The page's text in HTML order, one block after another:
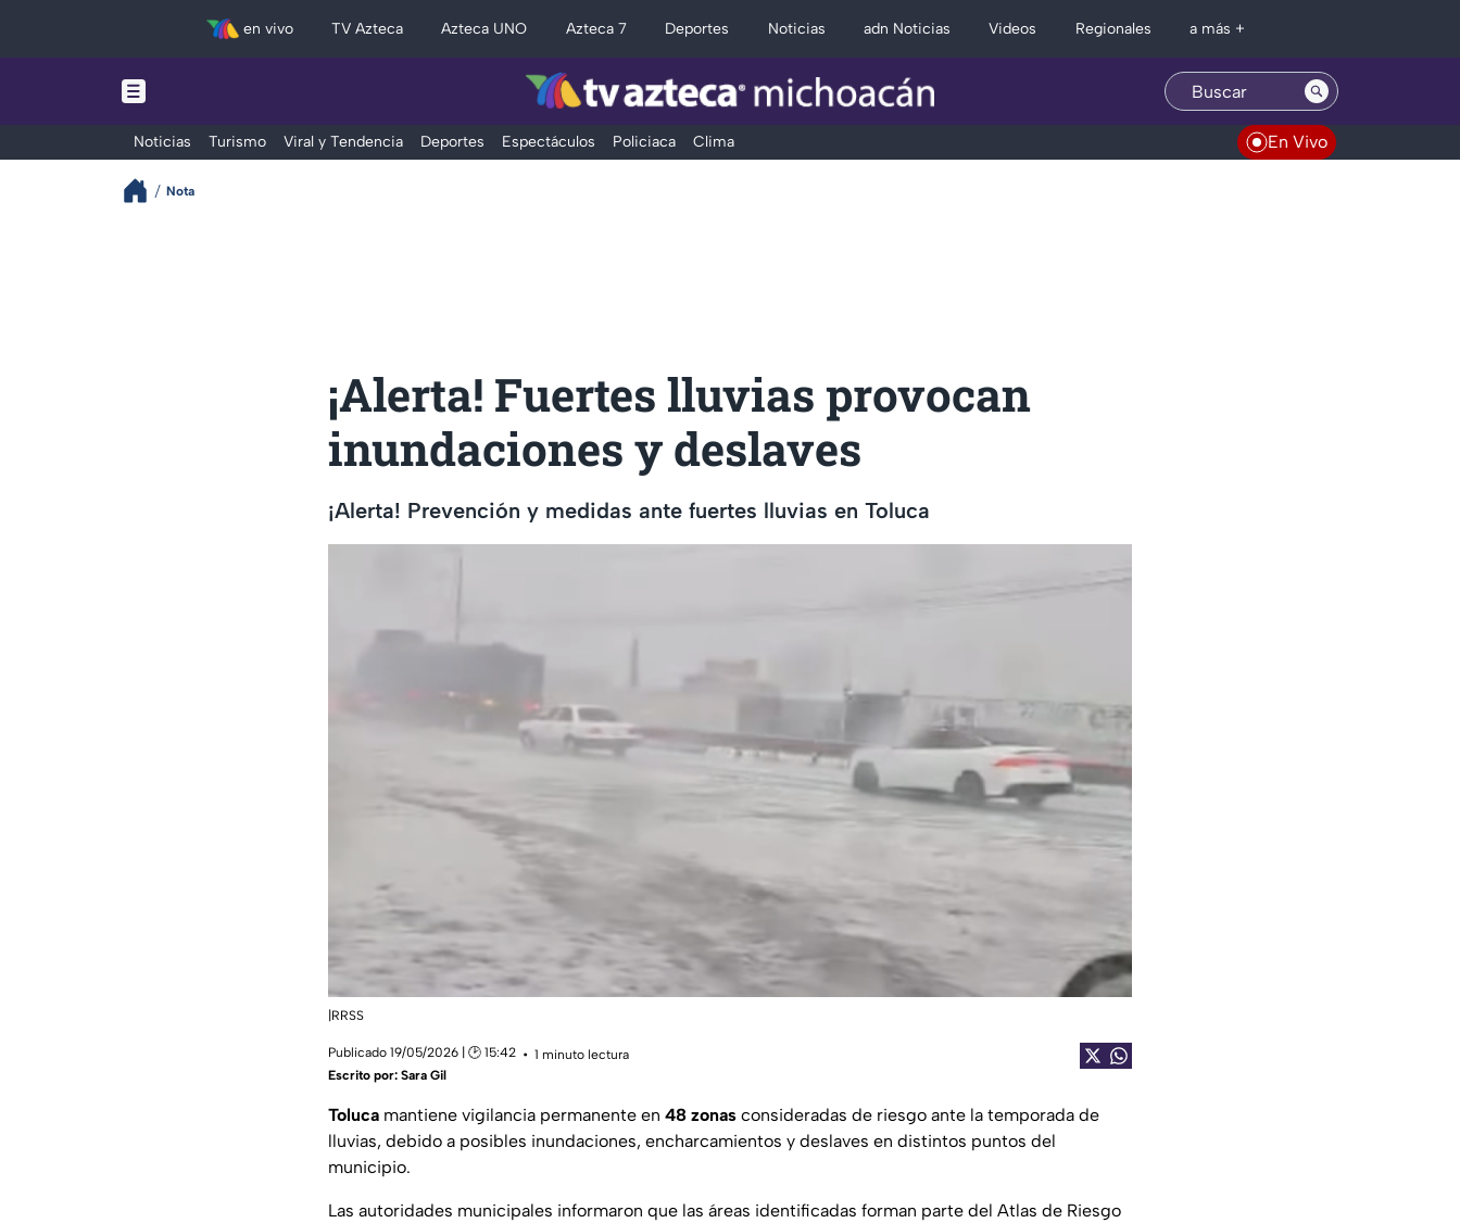
en vivo TV Azteca Azteca UNO Azteca 7 Deportes Noticias adn Noticias Videos Regionales a más +
Noticias Turismo Viral y Tendencia Deportes Espectáculos Policiaca Clima En Vivo
Nota
¡Alerta! Fuertes lluvias provocan
inundaciones y deslaves
¡Alerta! Prevención y medidas ante fuertes lluvias en Toluca
|RRSS
Publicado 19/05/2026 | 🕑 15:42
1 minuto lectura
Escrito por: Sara Gil
Toluca mantiene vigilancia permanente en 48 zonas consideradas de riesgo ante la temporada de
lluvias, debido a posibles inundaciones, encharcamientos y deslaves en distintos puntos del
municipio.
Las autoridades municipales informaron que las áreas identificadas forman parte del Atlas de Riesgo